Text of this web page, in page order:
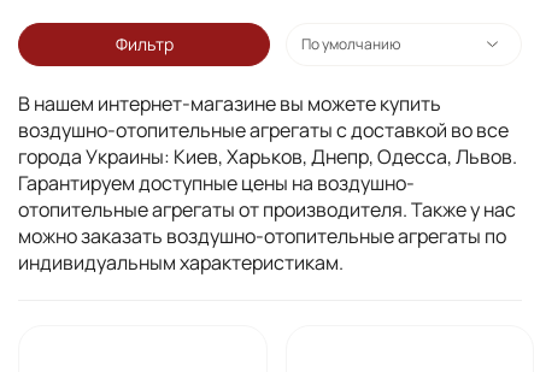
Фильтр
В нашем интернет-магазине вы можете купить
воздушно-отопительные агрегаты с доставкой во все
города Украины: Киев, Харьков, Днепр, Одесса, Львов.
Гарантируем доступные цены на воздушно-
отопительные агрегаты от производителя. Также у нас
можно заказать воздушно-отопительные агрегаты по
индивидуальным характеристикам.